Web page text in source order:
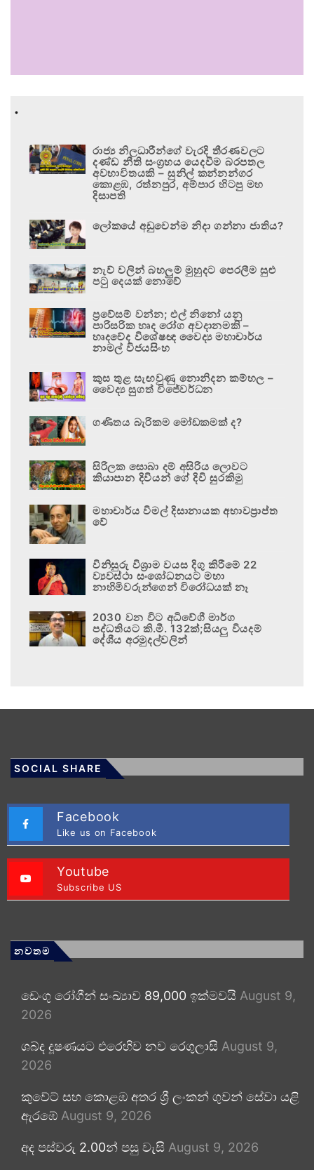
.
රාජ්‍ය නිලධාරීන්ගේ වැරදි තීරණවලට
දණ්ඩ නීති සංග්‍රහය යෙදවීම බරපතල
අවභාවිතයකි – සුනිල් කන්නන්ගර
කොළඹ, රත්නපුර, අම්පාර හිටපු මහ
දිසාපති
ලෝකයේ අඩුවෙන්ම නිදා ගන්නා ජාතිය?
නැව් වලින් බහලුම් මුහුදට පෙරලීම සුළු
පටු දෙයක් නොවේ
ප්‍රවේසම් වන්න; එල් නිනෝ යනු
පාරිසරික හෘද රෝග අවදානමකි –
හෘදවේද විශේෂඥ වෛද්‍ය මහාචාර්ය
නාමල් විජයසිංහ
කුස තුළ සැඟවුණු නොනිදන කම්හල –
වෛද්‍ය සුගත් විජේවර්ධන
ගණිතය බැරිකම මෝඩකමක් ද?
සිරිලක සොබා දම් අසිරිය ලොවට
කියාපාන දිවියන් ගේ දිවි සුරකිමු
මහාචාර්ය විමල් දිසානායක අභාවප්‍රාප්ත
වේ
විනිසුරු විශ්‍රාම වයස දිගු කිරීමේ 22
ව්‍යවස්ථා සංශෝධනයට මහා
නාහිමිවරුන්ගෙන් විරෝධයක් නෑ
2030 වන විට අධිවේගී මාර්ග
පද්ධතියට කි.මී. 132ක්;සියලු වියදම්
දේශීය අරමුදල්වලින්
SOCIAL SHARE
Facebook
Like us on Facebook
Youtube
Subscribe US
නවතම
ඩෙංගු රෝගීන් සංඛ්‍යාව 89,000 ඉක්මවයි August 9,
2026
ශබ්ද දූෂණයට එරෙහිව නව රෙගුලාසි August 9,
2026
කුවේට් සහ කොළඹ අතර ශ්‍රී ලංකන් ගුවන් සේවා යළි
ඇරඹේ August 9, 2026
අද පස්වරු 2.00න් පසු වැසි August 9, 2026